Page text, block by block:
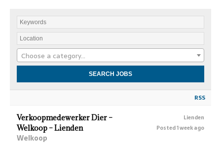
Choose a category…
RSS
Verkoopmedewerker Dier –
Welkoop – Lienden
Welkoop
Lienden
Posted 1 week ago